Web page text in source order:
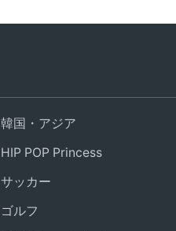
韓国・アジア
HIP POP Princess
サッカー
ゴルフ